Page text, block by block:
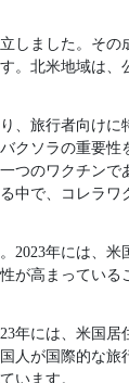
しました。そ
。北米地域は
旅行者向けに
クソラの重要
つのワクチン
中で、コレラ
年には、米
が高まってい
年には、米国
人が国際的な
います。